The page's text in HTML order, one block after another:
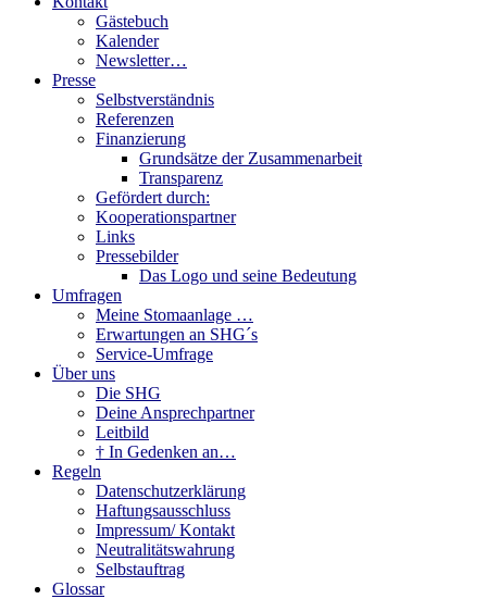
Gästebuch
Kalender
Newsletter…
Presse
Selbstverständnis
Referenzen
Finanzierung
Grundsätze der Zusammenarbeit
Transparenz
Gefördert durch:
Kooperationspartner
Links
Pressebilder
Das Logo und seine Bedeutung
Umfragen
Meine Stomaanlage …
Erwartungen an SHG´s
Service-Umfrage
Über uns
Die SHG
Deine Ansprechpartner
Leitbild
† In Gedenken an…
Regeln
Datenschutzerklärung
Haftungsausschluss
Impressum/ Kontakt
Neutralitätswahrung
Selbstauftrag
Glossar